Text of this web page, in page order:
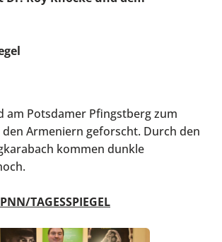
am Potsdamer Pfingstberg zum
Armeniern geforscht. Durch den
kommen dunkle
PNN/TAGESSPIEGEL